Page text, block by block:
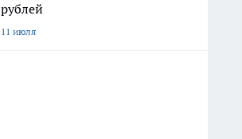
рублей
11 июля